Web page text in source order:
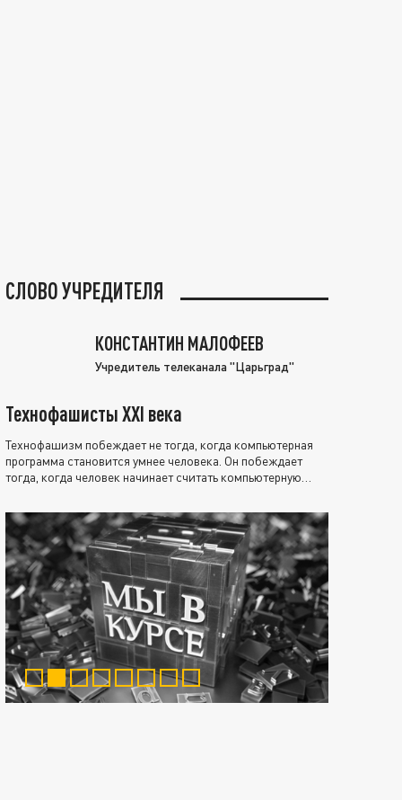
СЛОВО УЧРЕДИТЕЛЯ
КОНСТАНТИН МАЛОФЕЕВ
Учредитель телеканала "Царьград"
Технофашисты XXI века
Технофашизм побеждает не тогда, когда компьютерная
программа становится умнее человека. Он побеждает
тогда, когда человек начинает считать компьютерную